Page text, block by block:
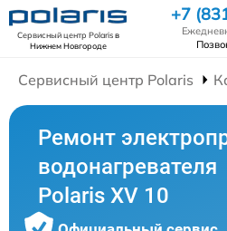
Сервисный центр Polarisв
Нижнем Новгороде
+7
Сервисный центр Polaris
Ремонт
водонагревателя
Polaris XV 10